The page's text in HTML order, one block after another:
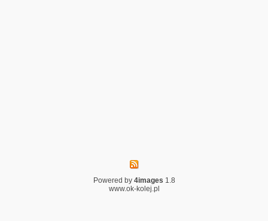
Powered by 4images 1.8
www.ok-kolej.pl